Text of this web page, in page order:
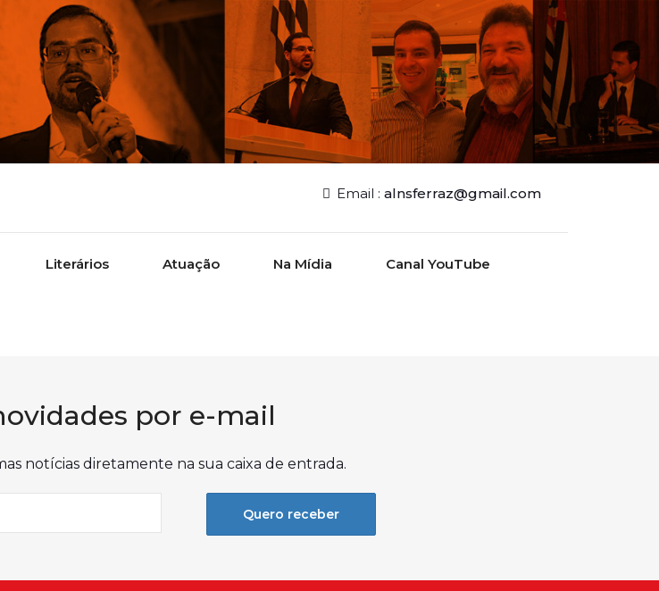
Email : alnsferraz@gmail.com
Literários Atuação Na Mídia Canal YouTube
por e-mail
notícias diretamente na sua caixa de entrada.
Quero receber